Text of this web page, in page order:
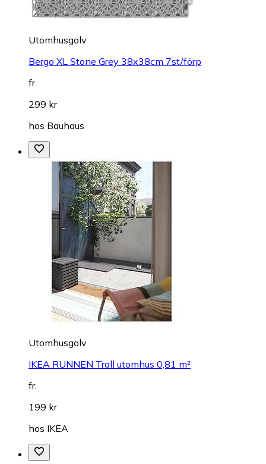
Utomhusgolv
Bergo XL Stone Grey 38x38cm 7st/förp
fr.
299 kr
hos Bauhaus
Utomhusgolv
IKEA RUNNEN Trall utomhus 0,81 m²
fr.
199 kr
hos IKEA